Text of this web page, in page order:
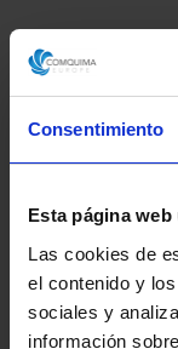
Consentimiento
Esta página
Las cookies de
el contenido y
sociales y
información
Solicita
Descarga la